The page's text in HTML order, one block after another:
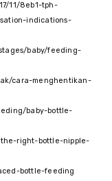
11/8eb1-tph-
indications-
baby/feeding-
cara-menghentikan-
baby-bottle-
right-bottle-nipple-
bottle-feeding